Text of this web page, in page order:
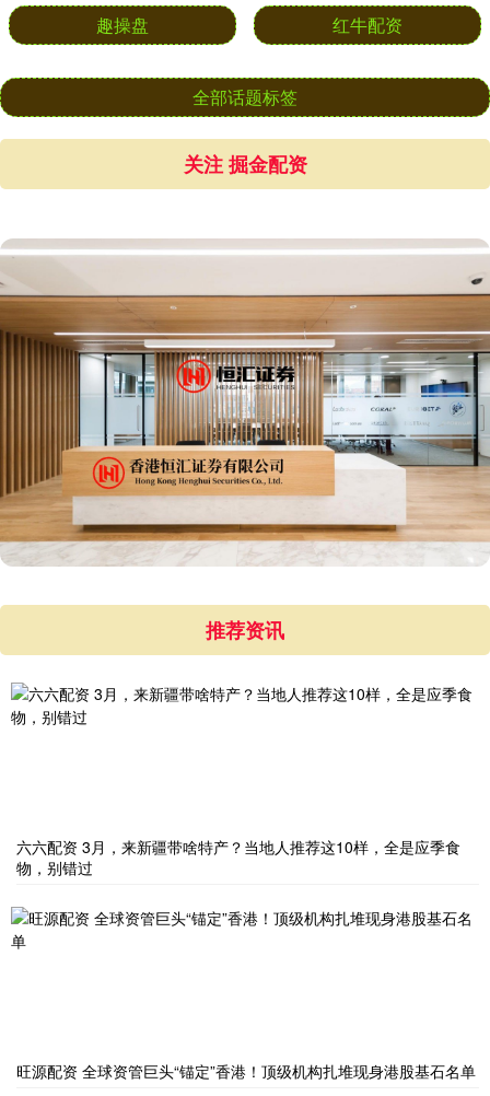
趣操盘 红牛配资
全部话题标签
关注 掘金配资
推荐资讯
六六配资 3月，来新疆带啥特产？当地人推荐这10样，全是应季食
物，别错过
旺源配资 全球资管巨头“锚定”香港！顶级机构扎堆现身港股基石名单